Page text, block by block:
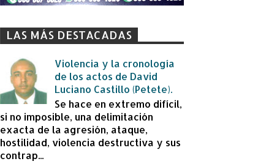
LAS MÁS DESTACADAS
Violencia y la cronología
de los actos de David
Luciano Castillo (Petete).
Se hace en extremo difícil,
si no imposible, una delimitación
exacta de la agresión, ataque,
hostilidad, violencia destructiva y sus
contrap...